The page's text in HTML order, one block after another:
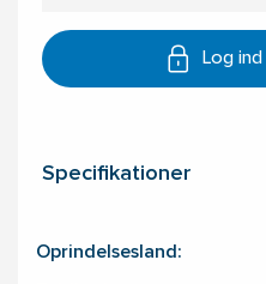
Log
Specifikationer
Oprindelsesland: